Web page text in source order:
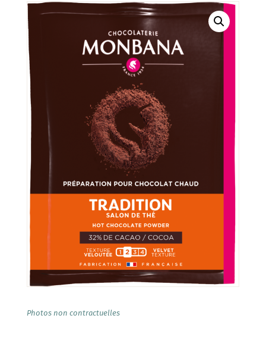
Photos non contractuelles